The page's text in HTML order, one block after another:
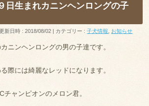
日生まれカニンヘンロングの子
新日時 : 2018/08/02 カテゴリー :子犬情報 お知らせ
ニンヘンロングの男の子達です。
際には綺麗なレッドになります。
チャンピオンのメロン君。